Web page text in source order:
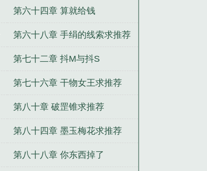
第六十四章 算就给钱
第六十八章 手绢的线索求推荐
第七十二章 抖M与抖S
第七十六章 干物女王求推荐
第八十章 破罡锥求推荐
第八十四章 墨玉梅花求推荐
第八十八章 你东西掉了